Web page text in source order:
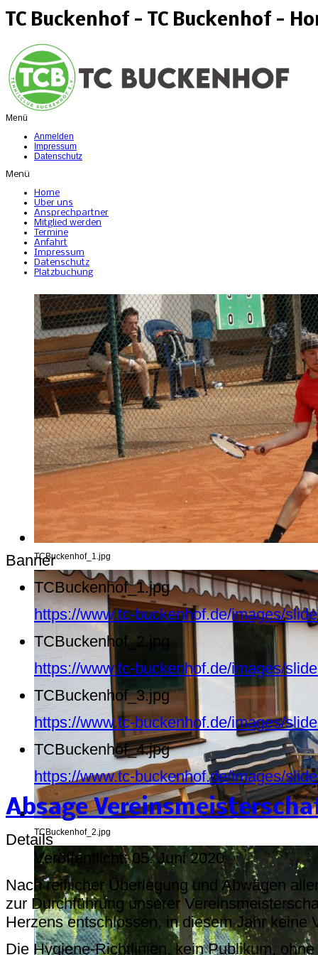
TC Buckenhof - TC Buckenhof -
Menü
Anmelden
Impressum
Datenschutz
Menü
Home
Über uns
Ansprechpartner
Mitglied werden
Termine
Anfahrt
Impressum
Datenschutz
Platzbuchung
TCBuckenhof_1.jpg
TCBuckenhof_2.jpg
Banner
TCBuckenhof_1.jpg
https://www.tc-buckenhof.de/images/
TCBuckenhof_2.jpg
https://www.tc-buckenhof.de/images/
TCBuckenhof_3.jpg
https://www.tc-buckenhof.de/images/
TCBuckenhof_4.jpg
https://www.tc-buckenhof.de/images/
Absage
Details
Veröffentlicht: 05. Juni 2020
Nach reiflicher Überlegung und Abwägen
zur Durchführung unserer
Herzens entschlossen, in diesem Jahr keine
Die Hygiene-Richtlinien, kein Publikum,